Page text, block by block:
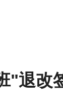
"退改